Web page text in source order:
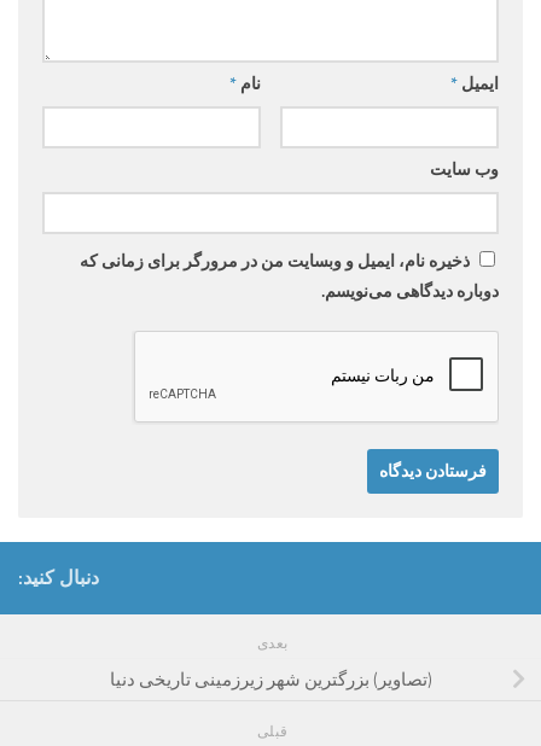
نام * ایمیل *
وب‌ سایت
ذخیره نام، ایمیل و وبسایت من در مرورگر برای زمانی که
دوباره دیدگاهی می‌نویسم.
دنبال کنید:
بعدی
(تصاویر) بزرگترین شهر زیرزمینی تاریخی دنیا
قبلی